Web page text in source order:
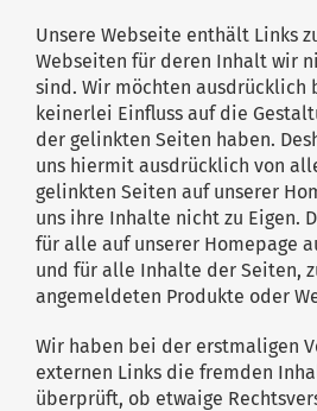
Unsere Webseite enthält Links
Webseiten für deren Inhalt wir
sind. Wir möchten ausdrücklich
keinerlei Einfluss auf die
der gelinkten Seiten haben.
uns hiermit ausdrücklich von
gelinkten Seiten auf unserer
uns ihre Inhalte nicht zu Eigen.
für alle auf unserer Homepage
und für alle Inhalte der Seiten,
angemeldeten Produkte oder
Wir haben bei der erstmaligen
externen Links die fremden
überprüft, ob etwaige